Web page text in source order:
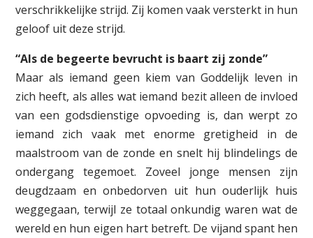
verschrikkelijke strijd. Zij komen vaak versterkt in hun
geloof uit deze strijd.
“Als de begeerte bevrucht is baart zij zonde”
Maar als iemand geen kiem van Goddelijk leven in
zich heeft, als alles wat iemand bezit alleen de invloed
van een godsdienstige opvoeding is, dan werpt zo
iemand zich vaak met enorme gretigheid in de
maalstroom van de zonde en snelt hij blindelings de
ondergang tegemoet. Zoveel jonge mensen zijn
deugdzaam en onbedorven uit hun ouderlijk huis
weggegaan, terwijl ze totaal onkundig waren wat de
wereld en hun eigen hart betreft. De vijand spant hen